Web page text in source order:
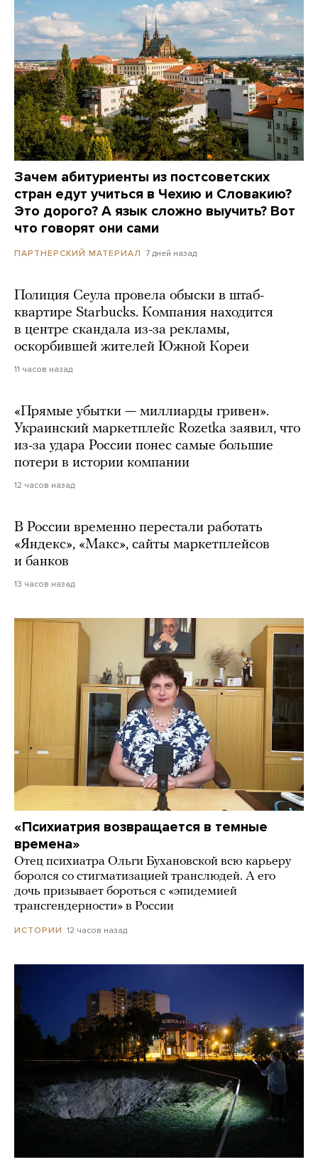
Зачем абитуриенты из постсоветских
стран едут учиться в Чехию и Словакию?
Это дорого? А язык сложно выучить? Вот
что говорят они сами
ПАРТНЕРСКИЙ МАТЕРИАЛ 7 дней назад
Полиция Сеула провела обыски в штаб-
квартире Starbucks. Компания находится
в центре скандала из-за рекламы,
оскорбившей жителей Южной Кореи
11 часов назад
«Прямые убытки — миллиарды гривен».
Украинский маркетплейс Rozetka заявил, что
из-за удара России понес самые большие
потери в истории компании
12 часов назад
В России временно перестали работать
«Яндекс», «Макс», сайты маркетплейсов
и банков
13 часов назад
«Психиатрия возвращается в темные
времена»
Отец психиатра Ольги Бухановской всю карьеру
боролся со стигматизацией транслюдей. А его
дочь призывает бороться с «эпидемией
трансгендерности» в России
ИСТОРИИ 12 часов назад